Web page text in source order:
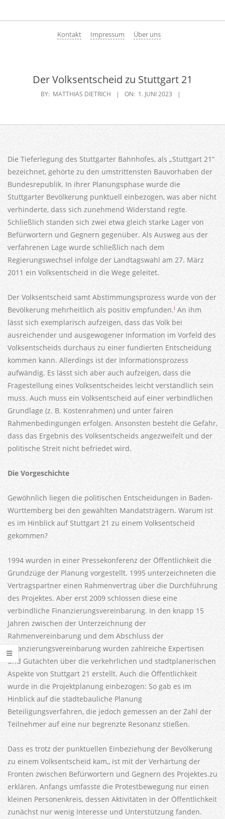
to
Kontakt Impressum Über uns
Der Volksentscheid zu Stuttgart 21
BY: MATTHIAS DIETRICH ON: 1. JUNI 2023
Die Tieferlegung des Stuttgarter Bahnhofes, als „Stuttgart 21“
bezeichnet, gehörte zu den umstrittensten Bauvorhaben der
Bundesrepublik. In ihrer Planungsphase wurde die
Stuttgarter Bevölkerung punktuell einbezogen, was aber nicht
verhinderte, dass sich zunehmend Widerstand regte.
Schließlich standen sich zwei etwa gleich starke Lager von
Befürwortern und Gegnern gegenüber. Als Ausweg aus der
verfahrenen Lage wurde schließlich nach dem
Regierungswechsel infolge der Landtagswahl am 27. März
2011 ein Volksentscheid in die Wege geleitet.
Der Volksentscheid samt Abstimmungsprozess wurde von der
Bevölkerung mehrheitlich als positiv empfunden.i An ihm
lässt sich exemplarisch aufzeigen, dass das Volk bei
ausreichender und ausgewogener Information im Vorfeld des
Volksentscheids durchaus zu einer fundierten Entscheidung
kommen kann. Allerdings ist der Informationsprozess
aufwändig. Es lässt sich aber auch aufzeigen, dass die
Fragestellung eines Volksentscheides leicht verständlich sein
muss. Auch muss ein Volksentscheid auf einer verbindlichen
Grundlage (z. B. Kostenrahmen) und unter fairen
Rahmenbedingungen erfolgen. Ansonsten besteht die Gefahr,
dass das Ergebnis des Volksentscheids angezweifelt und der
politische Streit nicht befriedet wird.
Die Vorgeschichte
Gewöhnlich liegen die politischen Entscheidungen in Baden-
Württemberg bei den gewählten Mandatsträgern. Warum ist
es im Hinblick auf Stuttgart 21 zu einem Volksentscheid
gekommen?
1994 wurden in einer Pressekonferenz der Öffentlichkeit die
Grundzüge der Planung vorgestellt. 1995 unterzeichneten die
Vertragspartner einen Rahmenvertrag über die Durchführung
des Projektes. Aber erst 2009 schlossen diese eine
verbindliche Finanzierungsvereinbarung. In den knapp 15
Jahren zwischen der Unterzeichnung der
Rahmenvereinbarung und dem Abschluss der
Finanzierungsvereinbarung wurden zahlreiche Expertisen
und Gutachten über die verkehrlichen und stadtplanerischen
Aspekte von Stuttgart 21 erstellt. Auch die Öffentlichkeit
wurde in die Projektplanung einbezogen: So gab es im
Hinblick auf die städtebauliche Planung
Beteiligungsverfahren, die jedoch gemessen an der Zahl der
Teilnehmer auf eine nur begrenzte Resonanz stießen.
Dass es trotz der punktuellen Einbeziehung der Bevölkerung
zu einem Volksentscheid kam,, ist mit der Verhärtung der
Fronten zwischen Befürwortern und Gegnern des Projektes.zu
erklären. Anfangs umfasste die Protestbewegung nur einen
kleinen Personenkreis, dessen Aktivitäten in der Öffentlichkeit
zunächst nur wenig Interesse und Unterstützung fanden.